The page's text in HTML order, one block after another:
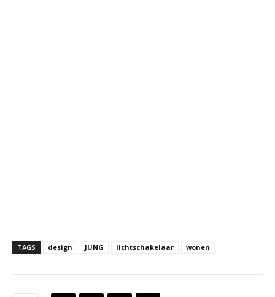
TAGS design JUNG lichtschakelaar wonen